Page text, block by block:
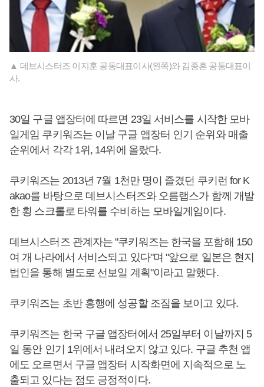
▲ 데브시스터즈 이지훈 공동대표이사(왼쪽)와 김종흔 공동대표이
사.
30일 구글 앱장터에 따르면 23일 서비스를 시작한 모바
일게임 쿠키워즈는 이날 구글 앱장터 인기 순위와 매출
순위에서 각각 1위, 14위에 올랐다.
쿠키워즈는 2013년 7월 1천만 명이 즐겼던 쿠키런 for K
akao를 바탕으로 데브시스터즈와 오름랩스가 함께 개발
한 횡 스크롤로 타워를 수비하는 모바일게임이다.
데브시스터즈 관계자는 "쿠키워즈는 한국을 포함해 150
여 개 나라에서 서비스되고 있다"며 "앞으로 일본은 현지
법인을 통해 별도로 선보일 계획"이라고 말했다.
쿠키워즈는 초반 흥행에 성공할 조짐을 보이고 있다.
쿠키워즈는 한국 구글 앱장터에서 25일부터 이날까지 5
일 동안 인기 1위에서 내려오지 않고 있다. 구글 추천 앱
에도 오르면서 구글 앱장터 시작화면에 지속적으로 노
출되고 있다는 점도 긍정적이다.